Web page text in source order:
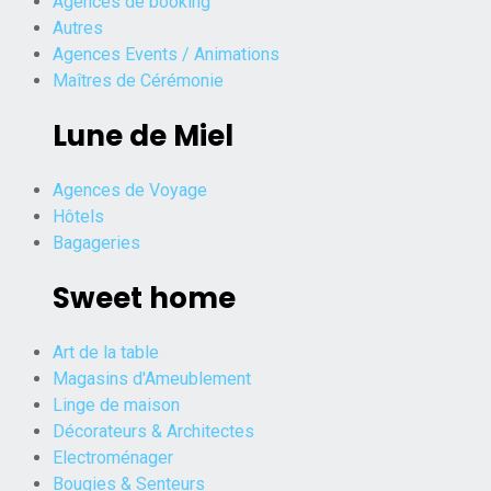
Autres
Agences Events / Animations
Maîtres de Cérémonie
Lune de Miel
Agences de Voyage
Hôtels
Bagageries
Sweet home
Art de la table
Magasins d'Ameublement
Linge de maison
Décorateurs & Architectes
Electroménager
Bougies & Senteurs